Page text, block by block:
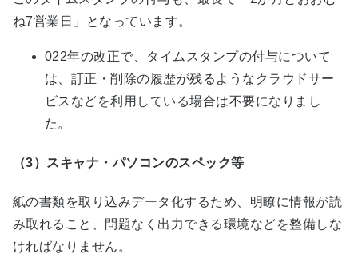
ね7営業日」となっています。
022年の改正で、タイムスタンプの付与について
は、訂正・削除の履歴が残るようなクラウドサー
ビスなどを利用している場合は不要になりまし
た。
（3）スキャナ・パソコンのスペック等
紙の書類を取り込みデータ化するため、明瞭に情報が読
み取れること、問題なく出力できる環境などを整備しな
ければなりません。